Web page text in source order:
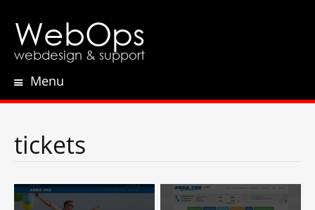
WebOps
webdesign & support
Menu
tickets